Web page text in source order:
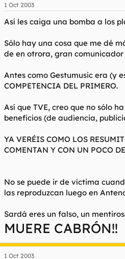
1 Oct 2003
Así les caiga una bomba a los
Sólo hay una cosa que me dé
de en otrora, gran
Antes como Gestumusic era (y
COMPETENCIA DEL PRIMERO.
Así que TVE, creo que no sólo
beneficios (de audiencia,
YA VERÉIS COMO LOS
COMENTAN Y CON UN POCO
No se puede ir de víctima
las reproduzcan luego en
Sardá eres un falso, un
MUERE CABRÓN!!
1 Oct 2003